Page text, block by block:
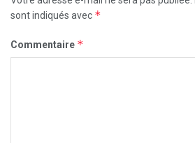
sont indiqués avec *
Commentaire *